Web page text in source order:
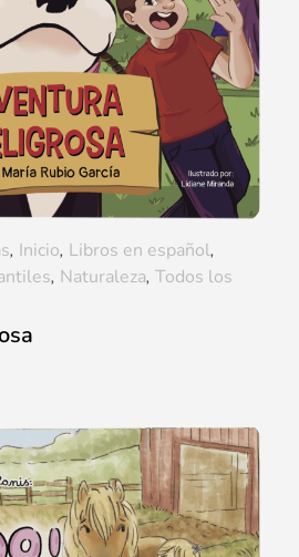
, Inicio, Libros en español,
, Naturaleza, Todos los